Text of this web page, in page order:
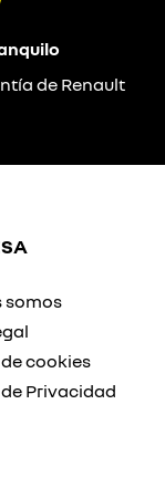
de Renault
somos
cookies
Privacidad